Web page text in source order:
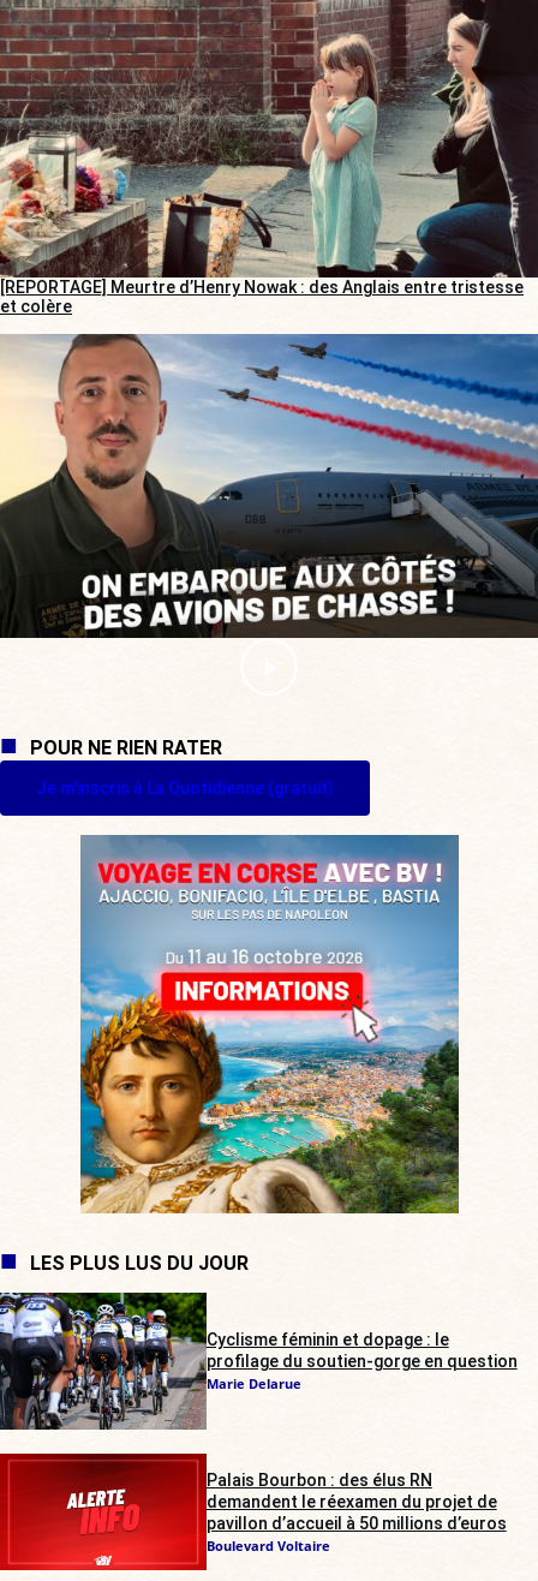
[REPORTAGE] Meurtre d’Henry Nowak : des Anglais entre tristesse
et colère
POUR NE RIEN RATER
Je m'inscris à La Quotidienne (gratuit)
LES PLUS LUS DU JOUR
Cyclisme féminin et dopage : le
profilage du soutien-gorge en question
Marie Delarue
Palais Bourbon : des élus RN
demandent le réexamen du projet de
pavillon d’accueil à 50 millions d’euros
Boulevard Voltaire